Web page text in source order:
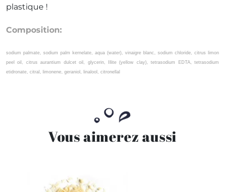
plastique !
Composition:
sodium palmate, sodium palm kernelate, aqua (water), vinaigre blanc, sodium chloride, citrus limon
peel oil, citrus aurantium dulcet oil, glycerin, Illite (yellow clay), tetrasodium EDTA, tetrasodium
etidronate, citral, limonene, geraniol, linalool, citronellal
Vous aimerez aussi